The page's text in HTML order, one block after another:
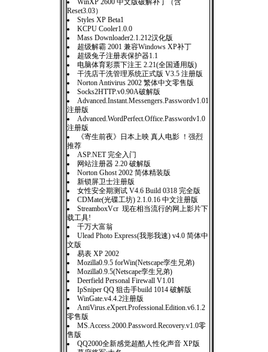
WinXP 2600 中文版破解补丁（含
Reset3.03）
Styles XP Beta1
KCPU Cooler1.0.0
Mass Downloader2.1.212汉化版
超级解霸 2001 兼容Windows XP补丁
超级兔子注册表保护器1.1
电脑体育彩票下注王 2.21(全国通用版)
干洗店干洗管理系统正式版 V3.5 注册版
Norton Antivirus 2002 繁体中文零售版
Socks2HTTP.v0.90A破解版
Advanced.Instant.Messengers.Passwordv1.01
注册版
Advanced.WordPerfect.Office.Passwordv1.0
注册版
《寄生前夜》日本上映 真人电影 ！强烈
推荐
ASP.NET 完全入门
网站注册器 2.20 破解版
Norton Ghost 2002 简体精装版
新锁屏卫士注册版
女性安全期测试 V4.6 Build 0318 完全版
CDMate(光碟工坊) 2.1.0.16 中文注册版
StreamboxVcr 现在相当流行的网上影片下
载工具!
千万大富翁
Ulead Photo Express(我形我速) v4.0 简体中
文版
易表 XP 2002
Mozilla0.9.5 forWin(Netscape孪生兄弟)
Mozilla0.9.5(Netscape孪生兄弟)
Deerfield Personal Firewall V1.01
IpSniper QQ 狙击手build 1014 破解版
WinGate.v4.4.2注册版
AntiVirus.eXpert.Professional.Edition.v6.1.2
零售版
MS.Access.2000.Password.Recovery.v1.0零
售版
QQ2000全新感觉超酷人性化声音 XP版